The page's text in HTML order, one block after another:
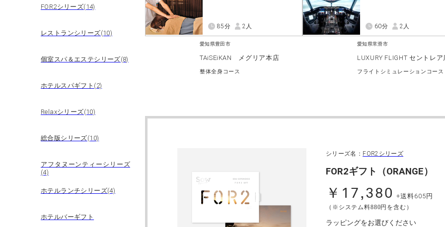
FOR2シリーズ(14)
レストランシリーズ(10)
個室スパ＆エステシリーズ(8)
ホテルスパギフト(2)
Relaxシリーズ(10)
総合版シリーズ(10)
アフタヌーンティーシリーズ
(4)
ホテルランチシリーズ(4)
ホテルバーギフト
愛知県豊田市
TAiSEiKAN メグリア本店
整体全身コース
85分 2人
愛知県常滑市
LUXURY FLIGHT セントレア
フライトシミュレーションコース
60分 2人
シリーズ名： FOR2シリーズ
FOR2ギフト（ORANGE）
￥17,380 +送料605円
（※システム料880円を含む）
ラッピングをお選びください